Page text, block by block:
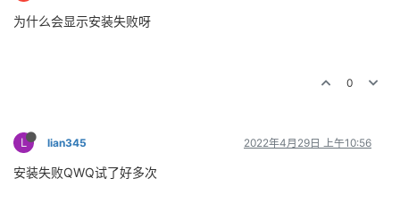
为什么会显示安装失败呀
0
L lian345 2022年4月29日 上午10:56
安装失败QWQ试了好多次